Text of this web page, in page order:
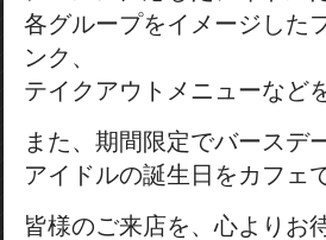
各グループをイメージした
ンク、
テイクアウトメニューなど
また、期間限定でバースデ
アイドルの誕生日をカフェ
皆様のご来店を、心よりお